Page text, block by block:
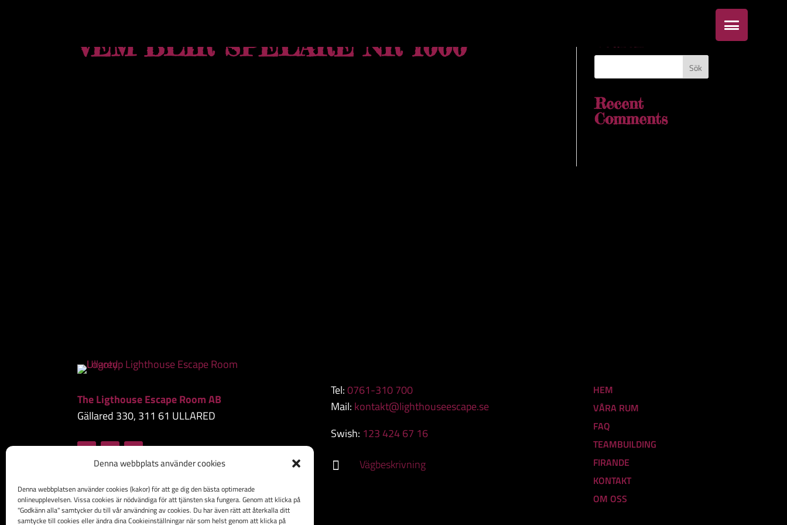
Denna webbplats använder cookies
Denna webbplatsen använder cookies (kakor) för att ge dig den bästa optimerade
onlineupplevelsen. Vissa cookies är nödvändiga för att tjänsten ska fungera. Genom att klicka på
"Godkänn alla" samtycker du till vår användning av cookies. Du har även rätt att återkalla ditt
samtycke till cookies eller ändra dina Cookieinställningar när som helst genom att klicka på
VEM BLIR SPELARE NR 1000
Recent
Comments
The Ligthouse Escape Room AB
Gällared 330, 311 61 ULLARED
Tel:0761-310 700
Mail: kontakt@lighthouseescape.se
Swish: 123 424 67 16
 Vägbeskrivning
HEM
VÅRA RUM
FAQ
TEAMBUILDING
FIRANDE
KONTAKT
OM OSS